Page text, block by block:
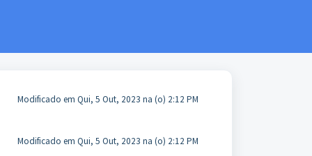
Modificado em Qui, 5 Out, 2023 na (o) 2:12 PM
Modificado em Qui, 5 Out, 2023 na (o) 2:12 PM